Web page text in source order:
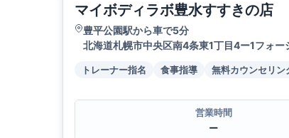
マイボディラボ豊水すすきの店
豊平公園駅から車で5分
北海道札幌市中央区南4条東1丁目4ー1フォー
トレーナー指名 食事指導 無料カウンセリン
営業時間
ー